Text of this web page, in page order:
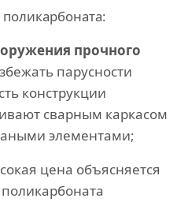
прочного
парусности
конструкции
сварным каркасом
элементами;
цена объясняется